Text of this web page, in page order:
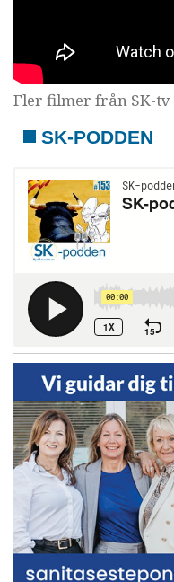
Fler filmer från SK-tv
SK-PODDEN